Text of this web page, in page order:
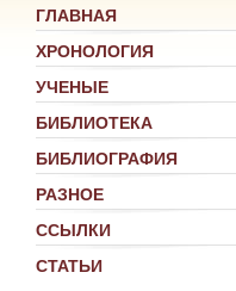
ГЛАВНАЯ
ХРОНОЛОГИЯ
УЧЕНЫЕ
БИБЛИОТЕКА
БИБЛИОГРАФИЯ
РАЗНОЕ
ССЫЛКИ
СТАТЬИ